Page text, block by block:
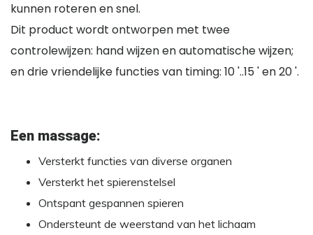
kunnen roteren en snel.
Dit product wordt ontworpen met twee
controlewijzen: hand wijzen en automatische wijzen;
en drie vriendelijke functies van timing: 10 '..15 ' en 20 '.
Een massage:
Versterkt functies van diverse organen
Versterkt het spierenstelsel
Ontspant gespannen spieren
Ondersteunt de weerstand van het lichaam